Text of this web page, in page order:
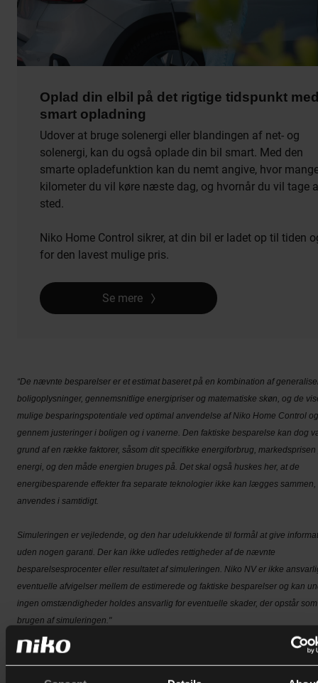
Oplad din elbil på det rigtige tidspunkt
smart opladning
Udover at bruge solenergi eller blandingen af net- og
solenergi, kan du også oplade din bil smart. Med den
smarte opladefunktion kan du nemt angive, hvor
kilometer du vil køre næste dag, og hvornår du vil tage
sted.
Niko Home Control sikrer, at din bil er ladet op til tiden
for den lavest mulige pris.
Se mere
“De nævnte besparelser er et estimat baseret på en kombination af
boligoplysninger, gennemsnitlige energipriser og matematiske skøn, og de
mulige besparingspotentiale ved optimal anvendelse af Niko Home Control og
gennem justeringer i boligen og i vanerne. Den faktiske besparelse kan dog
grund af en række faktorer, såsom dit specifikke energiforbrug, markedsprisen
energi, og den måde energien bruges på. Det skal også huskes her, at de
energibesparende effekter fra separate teknologier ikke kan lægges sammen,
anvendes i samtidigt.
Simuleringen er vejledende, og den har udelukkende til formål at give
uden nogen garanti. Der kan ikke udledes rettigheder af de nævnte
besparelsesprocenter eller resultatet af simuleringen. Niko NV er ikke
eventuelle afvigelser mellem de estimerede og faktiske besparelser og kan
ingen omstændigheder holdes ansvarlig for eventuelle skader, der opstår
brugen af simuleringen."